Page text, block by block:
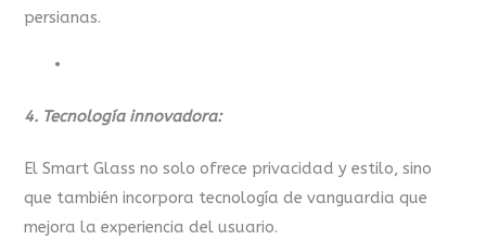
persianas.
4. Tecnología innovadora:
El Smart Glass no solo ofrece privacidad y estilo, sino
que también incorpora tecnología de vanguardia que
mejora la experiencia del usuario.